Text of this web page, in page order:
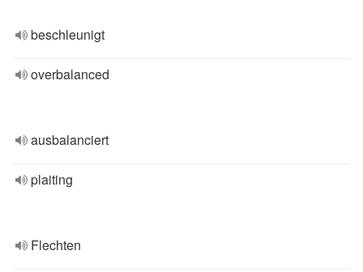
beschleunigt
overbalanced
ausbalanciert
plaiting
Flechten